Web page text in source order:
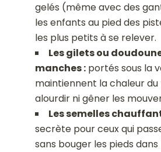
gelés (même avec des
les enfants au pied des
les plus petits à se relever.
Les gilets ou
manches : portés sous la
maintiennent la chaleur du
alourdir ni gêner les
Les semelles
secrète pour ceux qui
sans bouger les pieds